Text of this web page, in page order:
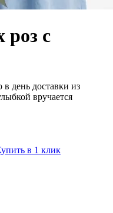
роз с
в день доставки из
вручается
в 1 клик